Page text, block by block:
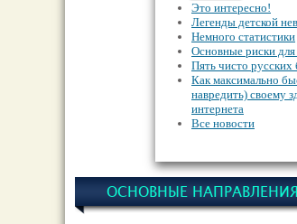
Это интересно!
Легенды детской
Немного статистики
Основные риски для
Пять чисто русских
Как максимально
навредить) своему
интернета
Все новости
ОСНОВНЫЕ НАПРАВЛЕНИЯ